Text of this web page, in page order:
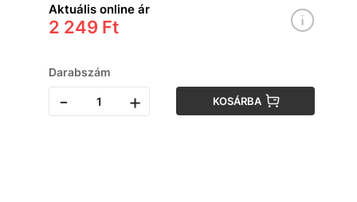
Aktuális online ár
2 249 Ft
Darabszám
- + KOSÁRBA